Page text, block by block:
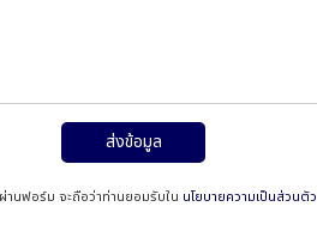
ส่งข้อมูล
านฟอร์ม จะถือว่าท่านยอมรับใน นโยบายความเป็นส่วนตัว